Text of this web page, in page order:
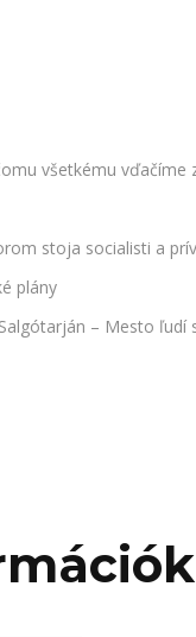
všetkému vďačíme
stoja socialisti a
plány
– Mesto ľudí